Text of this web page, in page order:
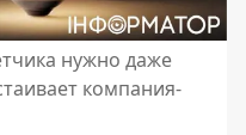
нужно даже
компания-